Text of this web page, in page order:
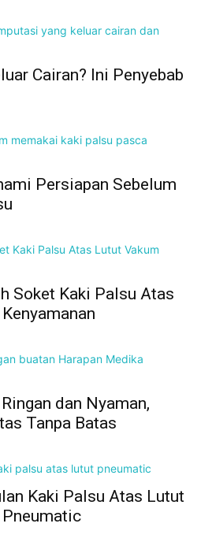
Cairan? Ini Penyebab
Persiapan Sebelum
Soket Kaki Palsu Atas
dan Nyaman,
Tanpa Batas
Kaki Palsu Atas Lutut